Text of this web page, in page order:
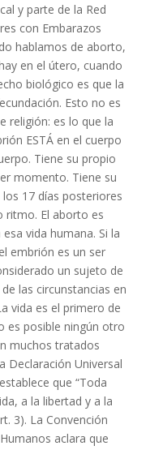
y parte de la Red
con Embarazos
hablamos de aborto,
en el útero, cuando
biológico es que la
Esto no es
religión: es lo que la
ESTÁ en el cuerpo
Tiene su propio
momento. Tiene su
17 días posteriores
ritmo. El aborto es
vida humana. Si la
embrión es un ser
un sujeto de
las circunstancias en
vida es el primero de
es posible ningún otro
muchos tratados
Declaración Universal
que “Toda
a la libertad y a la
3). La Convención
aclara que